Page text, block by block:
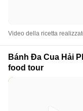
Video della ricetta
Bánh Đa Cua Hải
food tour